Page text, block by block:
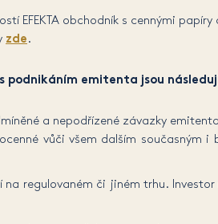
EFEKTA obchodník s cennými
zde .
podnikáním emitenta jsou
a nepodřízené závazky
vůči všem dalším současným i
regulovaném či jiném trhu.